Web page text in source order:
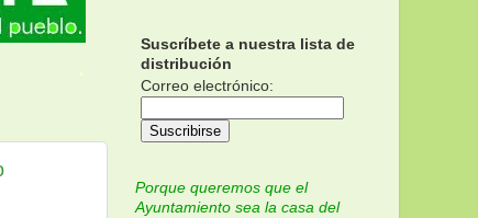
Suscríbete a nuestra lista de
distribución
Correo electrónico:
Porque queremos que el
Ayuntamiento sea la casa del